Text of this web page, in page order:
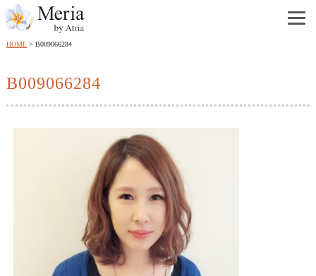
HOME B009066284
B009066284